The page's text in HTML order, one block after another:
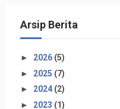
Arsip Berita
► 2026 (5)
► 2025 (7)
► 2024 (2)
► 2023 (1)